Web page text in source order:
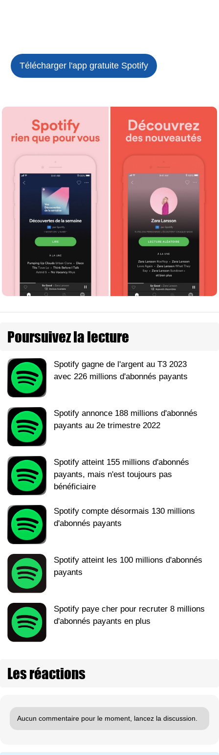
Télécharger l'app gratuite Spotify
Poursuivez la lecture
Spotify gagne de l'argent au T3 2023
avec 226 millions d'abonnés payants
Spotify annonce 188 millions d'abonnés
payants au 2e trimestre 2022
Spotify atteint 155 millions d'abonnés
payants, mais n'est toujours pas
bénéficiaire
Spotify compte désormais 130 millions
d'abonnés payants
Spotify atteint les 100 millions d'abonnés
payants
Spotify paye cher pour recruter 8 millions
d'abonnés payants en plus
Les réactions
Aucun commentaire pour le moment, lancez la discussion.